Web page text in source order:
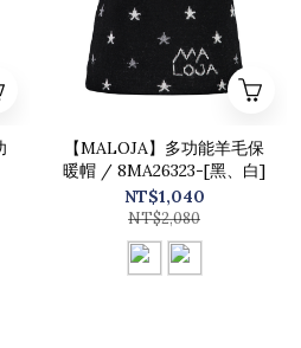
【MALOJA】多功能羊毛保
暖帽 / 8MA26323-[黑、白]
NT$1,040
NT$2,080